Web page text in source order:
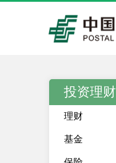
投资理财
理财
基金